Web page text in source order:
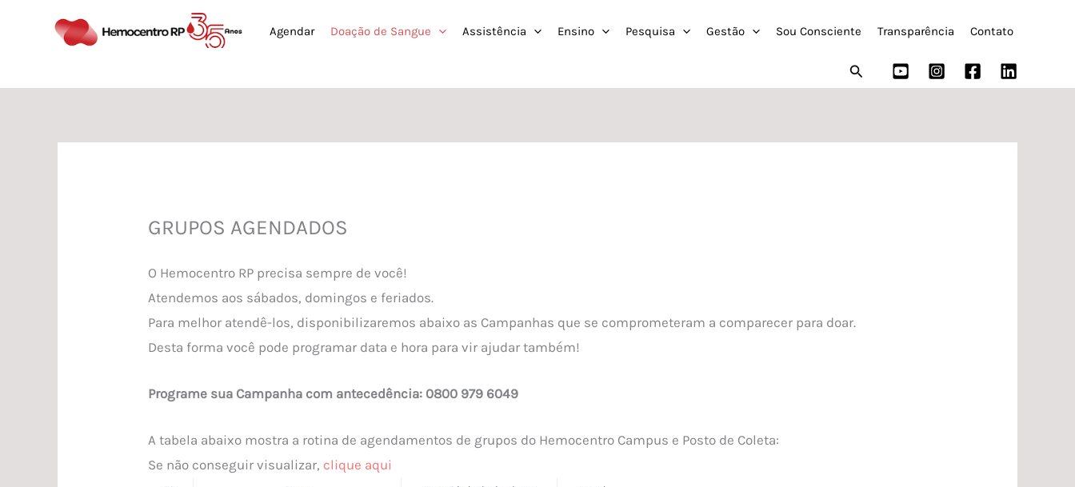
conteúdo
Agendar Doação de Sangue Assistência Ensino Pesquisa Gestão Sou Consciente Transparência Contato
Pesquisar
GRUPOS AGENDADOS
O Hemocentro RP precisa sempre de você!
Atendemos aos sábados, domingos e feriados.
Para melhor atendê-los, disponibilizaremos abaixo as Campanhas que se comprometeram a comparecer para doar.
Desta forma você pode programar data e hora para vir ajudar também!
Programe sua Campanha com antecedência: 0800 979 6049
A tabela abaixo mostra a rotina de agendamentos de grupos do Hemocentro Campus e Posto de Coleta:
Se não conseguir visualizar, clique aqui